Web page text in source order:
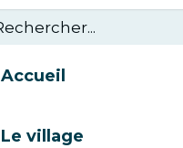
Accueil
Le village